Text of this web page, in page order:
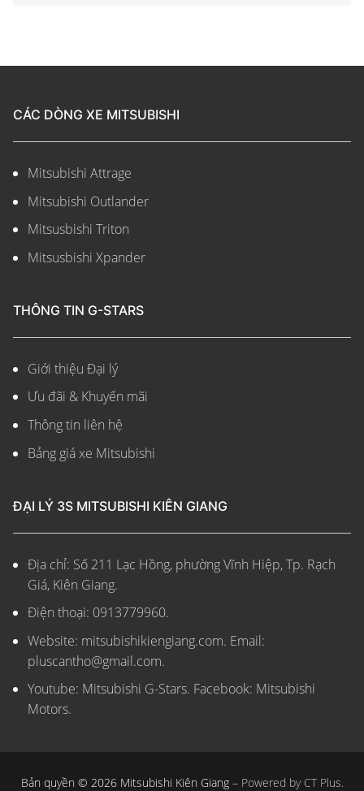
CÁC DÒNG XE MITSUBISHI
Mitsubishi Attrage
Mitsubishi Outlander
Mitsusbishi Triton
Mitsusbishi Xpander
THÔNG TIN G-STARS
Giới thiệu Đại lý
Ưu đãi & Khuyến mãi
Thông tin liên hệ
Bảng giá xe Mitsubishi
ĐẠI LÝ 3S MITSUBISHI KIÊN GIANG
Địa chỉ: Số 211 Lạc Hồng, phường Vĩnh Hiệp, Tp. Rạch
Giá, Kiên Giang.
Điện thoại: 0913779960.
Website: mitsubishikiengiang.com. Email:
pluscantho@gmail.com.
Youtube: Mitsubishi G-Stars. Facebook: Mitsubishi
Motors.
Bản quyền © 2026 Mitsubishi Kiên Giang – Powered by CT Plus.